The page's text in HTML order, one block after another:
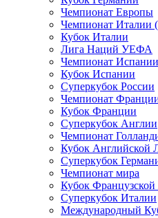
Чемпионат Европы
Чемпионат Италии
Кубок Италии
Лига Наций УЕФА
Чемпионат
Кубок Испании
Суперкубок России
Чемпионат
Кубок Франции
Суперкубок Англии
Чемпионат
Кубок Английской
Суперкубок
Чемпионат мира
Кубок Французской
Суперкубок Италии
Международный